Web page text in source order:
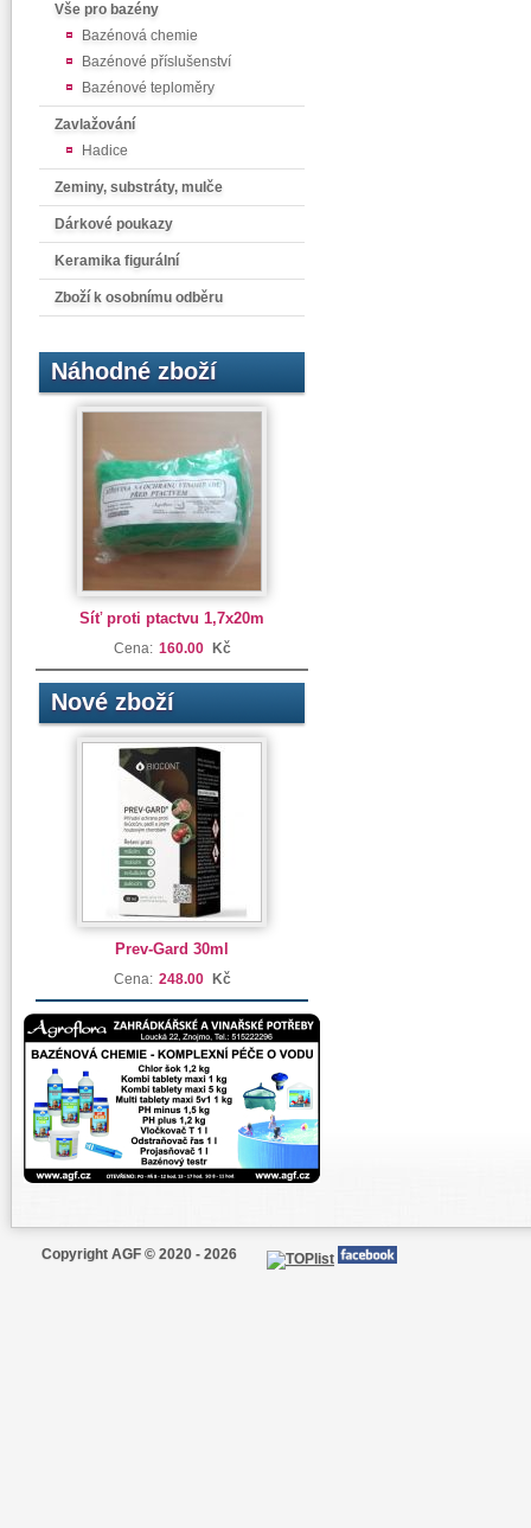
Vše pro bazény
Bazénová chemie
Bazénové příslušenství
Bazénové teploměry
Zavlažování
Hadice
Zeminy, substráty, mulče
Dárkové poukazy
Keramika figurální
Zboží k osobnímu odběru
Náhodné zboží
Síť proti ptactvu 1,7x20m
Cena: 160.00 Kč
Nové zboží
Prev-Gard 30ml
Cena: 248.00 Kč
Copyright AGF © 2020 - 2026